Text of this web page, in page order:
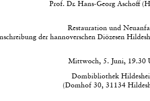
Prof. Dr. Hans-Georg Aschoff
Restauration und
der hannoverschen Diözesen
Mittwoch, 5. Juni, 19.30
Dombibliothek
(Domhof 30, 31134